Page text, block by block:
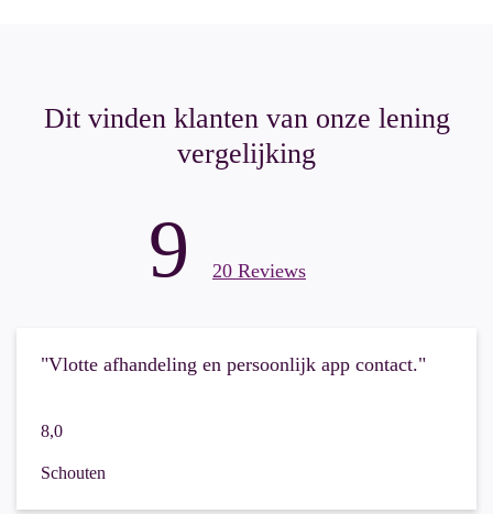
Dit vinden klanten van onze lening
vergelijking
9 20 Reviews
"Vlotte afhandeling en persoonlijk app contact."
8,0
Schouten